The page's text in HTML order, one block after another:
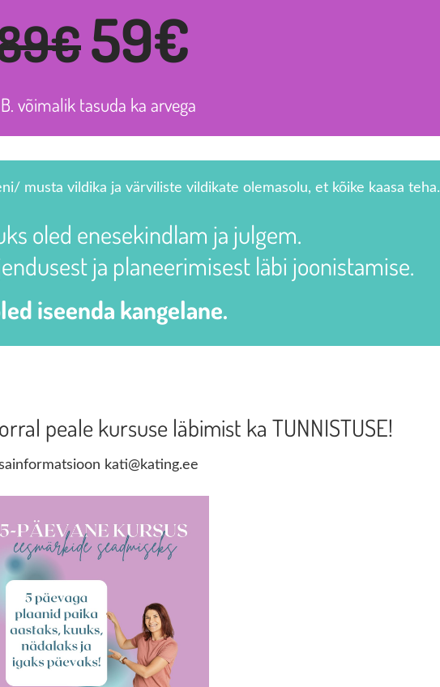
59€
võimalik tasuda ka arvega
musta vildika ja värviliste vildikate olemasolu, et kõike kaasa teha.
oled enesekindlam ja julgem.
ja planeerimisest läbi joonistamise.
iseenda kangelane.
peale kursuse läbimist ka TUNNISTUSE!
kati@kating.ee